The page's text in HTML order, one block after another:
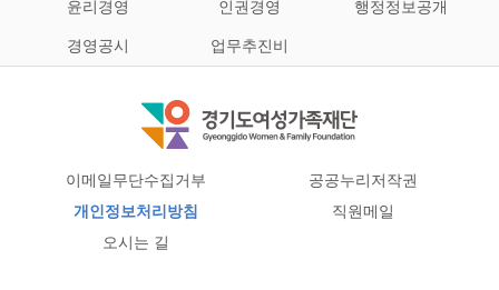
윤리경영 인권경영 행정정보공개
경영공시 업무추진비
이메일무단수집거부
공공누리저작권
개인정보처리방침
직원메일
오시는 길